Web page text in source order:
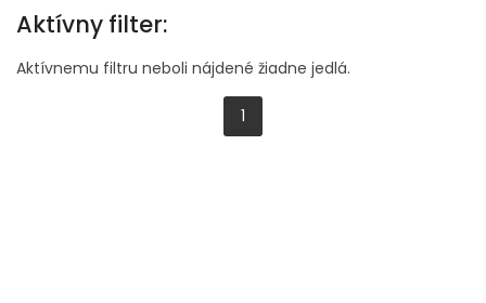
Aktívny filter:
Aktívnemu filtru neboli nájdené žiadne jedlá.
1